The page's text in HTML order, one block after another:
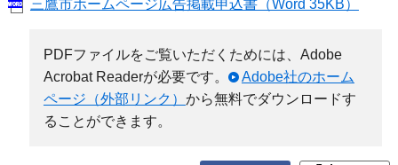
三鷹市ホームページ広告掲載申込書（Word 35KB）
PDFファイルをご覧いただくためには、Adobe
Acrobat Readerが必要です。
Adobe社のホーム
ページ（外部リンク） から無料でダウンロードす
ることができます。